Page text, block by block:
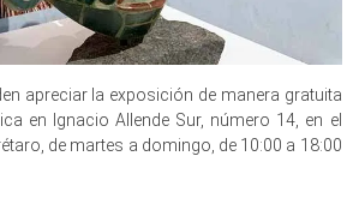
apreciar la exposición de manera gratuita
en Ignacio Allende Sur, número 14, en el
de martes a domingo, de 10:00 a 18:00